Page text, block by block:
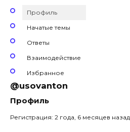
Профиль
Начатые темы
Ответы
Взаимодействие
Избранное
@usovanton
Профиль
Регистрация: 2 года, 6 месяцев назад